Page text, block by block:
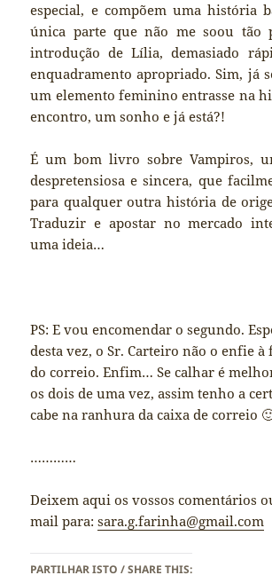
especial, e compõem uma história
única parte que não me soou tão
introdução de Lília, demasiado
enquadramento apropriado. Sim, já
um elemento feminino entrasse na
encontro, um sonho e já está?!
É um bom livro sobre Vampiros,
despretensiosa e sincera, que
para qualquer outra história de
Traduzir e apostar no mercado
uma ideia…
PS: E vou encomendar o segundo.
desta vez, o Sr. Carteiro não o enfie à
do correio. Enfim… Se calhar é
os dois de uma vez, assim tenho a
cabe na ranhura da caixa de correio
…………
Deixem aqui os vossos comentários
mail para:sara.g.farinha@gmail.com
PARTILHAR ISTO / SHARE THIS: